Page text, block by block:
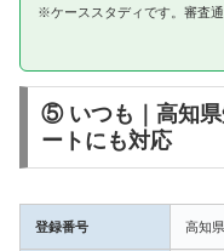
※ケーススタディです。審査
⑤ いつも｜高知県
ートにも対応
登録番号 高知